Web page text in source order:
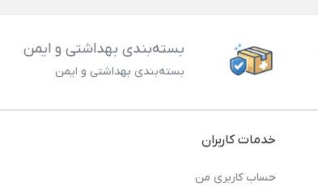
بسته‌بندی بهداشتی و ایمن
بسته‌بندی بهداشتی و ایمن
خدمات کاربران
حساب کاربری من